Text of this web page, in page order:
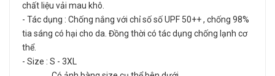
chất liệu vải mau khô.
- Tác dụng : Chống nắng với chỉ số số UPF 50++ , chống 98%
tia sáng có hại cho da. Đồng thời có tác dụng chống lạnh cơ
thể.
- Size : S - 3XL